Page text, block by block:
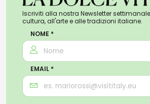
Iscriviti alla nostra Newsletter
cultura, all'arte e alle tradizioni italiane.
NOME *
EMAIL *